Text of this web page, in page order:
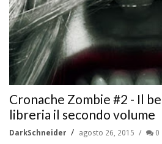
Cronache Zombie #2 - Il
libreria il secondo volume
DarkSchneider agosto 26, 2015 0